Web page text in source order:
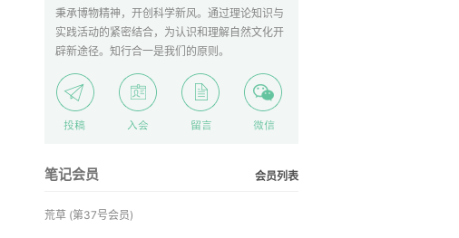
秉承博物精神，开创科学新风。通过理论知识与
实践活动的紧密结合，为认识和理解自然文化开
辟新途径。知行合一是我们的原则。
笔记会员 会员列表
荒草 (第37号会员)